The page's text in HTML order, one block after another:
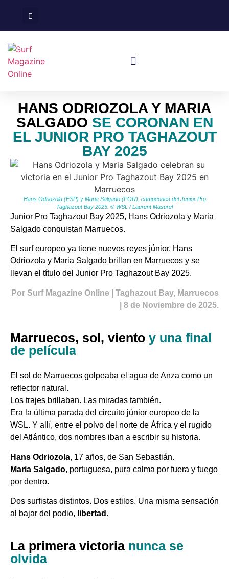
HANS ODRIOZOLA Y MARIA
SALGADO SE CORONAN EN
EL JUNIOR PRO TAGHAZOUT
BAY 2025
Hans Odriozola (ESP) y Maria Salgado (POR), campeones del Junior Pro
Taghazout Bay 2025. © WSL / Laurent Masurel
Junior Pro Taghazout Bay 2025, Hans Odriozola y Maria
Salgado conquistan Marruecos.
El surf europeo ya tiene nuevos reyes júnior. Hans
Odriozola y Maria Salgado brillan en Marruecos y se
llevan el título del Junior Pro Taghazout Bay 2025.
Por Surf Magazine Online | Taghazout Bay, Marruecos
| 8 de Noviembre de 2025.
Marruecos, sol, viento y una final
de película
El sol de Marruecos golpeaba el agua de Anza como un
reflector natural.
Los trajes brillaban. Las miradas también.
Era la última parada del circuito júnior europeo de la
WSL. Y allí, entre el polvo del norte de África y el rugido
del Atlántico, dos nombres iban a escribir su historia.
Hans Odriozola, 17 años, de San Sebastián.
Maria Salgado, portuguesa, pura calma por fuera y fuego
por dentro.
Dos surfistas distintos. Dos estilos. Una misma sensación
al bajar del podio, libertad .
La primera victoria nunca se
olvida